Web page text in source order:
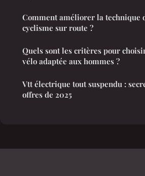
Comment améliorer la technique
cyclisme sur route ?
Quels sont les critères pour
vélo adaptée aux hommes ?
Vtt électrique tout suspendu :
offres de 2025